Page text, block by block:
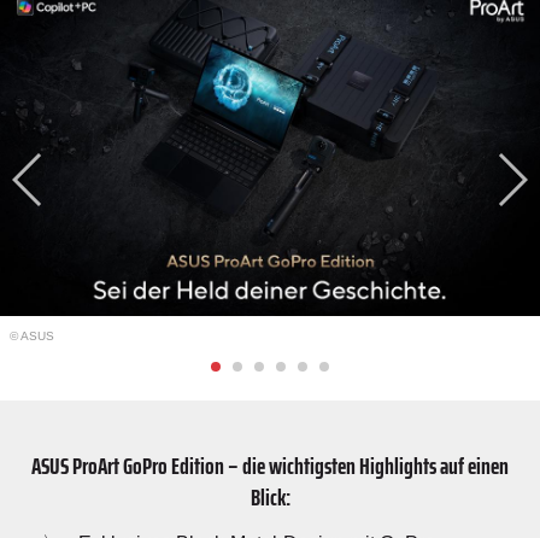
© ASUS
ASUS ProArt GoPro Edition – die wichtigsten Highlights auf einen
Blick: